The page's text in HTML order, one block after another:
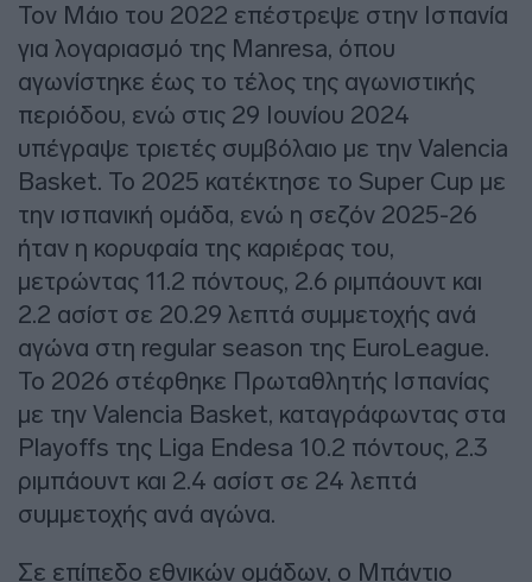
Τον Μάιο του 2022 επέστρεψε στην Ισπανία
για λογαριασμό της Manresa, όπου
αγωνίστηκε έως το τέλος της αγωνιστικής
περιόδου, ενώ στις 29 Ιουνίου 2024
υπέγραψε τριετές συμβόλαιο με την Valencia
Basket. Το 2025 κατέκτησε το Super Cup με
την ισπανική ομάδα, ενώ η σεζόν 2025-26
ήταν η κορυφαία της καριέρας του,
μετρώντας 11.2 πόντους, 2.6 ριμπάουντ και
2.2 ασίστ σε 20.29 λεπτά συμμετοχής ανά
αγώνα στη regular season της EuroLeague.
Το 2026 στέφθηκε Πρωταθλητής Ισπανίας
με την Valencia Basket, καταγράφωντας στα
Playoffs της Liga Endesa 10.2 πόντους, 2.3
ριμπάουντ και 2.4 ασίστ σε 24 λεπτά
συμμετοχής ανά αγώνα.
Σε επίπεδο εθνικών ομάδων, ο Μπάντιο